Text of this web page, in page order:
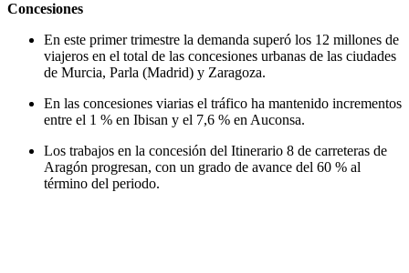
Concesiones
En este primer trimestre la demanda superó los 12 millones de
viajeros en el total de las concesiones urbanas de las ciudades
de Murcia, Parla (Madrid) y Zaragoza.
En las concesiones viarias el tráfico ha mantenido incrementos
entre el 1 % en Ibisan y el 7,6 % en Auconsa.
Los trabajos en la concesión del Itinerario 8 de carreteras de
Aragón progresan, con un grado de avance del 60 % al
término del periodo.